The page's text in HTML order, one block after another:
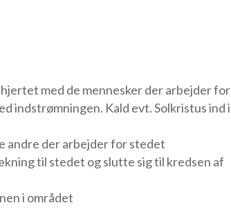
med de mennesker der arbejder for
indstrømningen. Kald evt. Solkristus ind i
andre der arbejder for stedet
til stedet og slutte sig til kredsen af
i området